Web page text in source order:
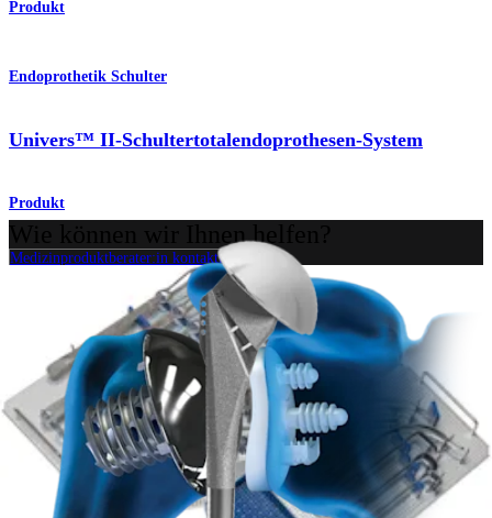
Produkt
Endoprothetik Schulter
Univers™ II-Schultertotalendoprothesen-System
Produkt
Wie können wir Ihnen helfen?
Medizinproduktberater:in kontaktieren
Veranstaltungen, Lab-Vorführungen und Schulungsmöglichkeiten
Unseren Newsletter abonnieren
Besuchen Sie uns
Operationsverfahren
Schulter Knie Ellenbogen SchulterendoprothetikHand und HandgelenkFuß
und Sprunggelenk
HüfteOrthobiologieCardiothoracic